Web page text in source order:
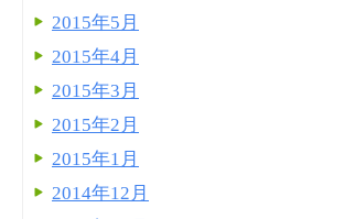
2015年5月
2015年4月
2015年3月
2015年2月
2015年1月
2014年12月